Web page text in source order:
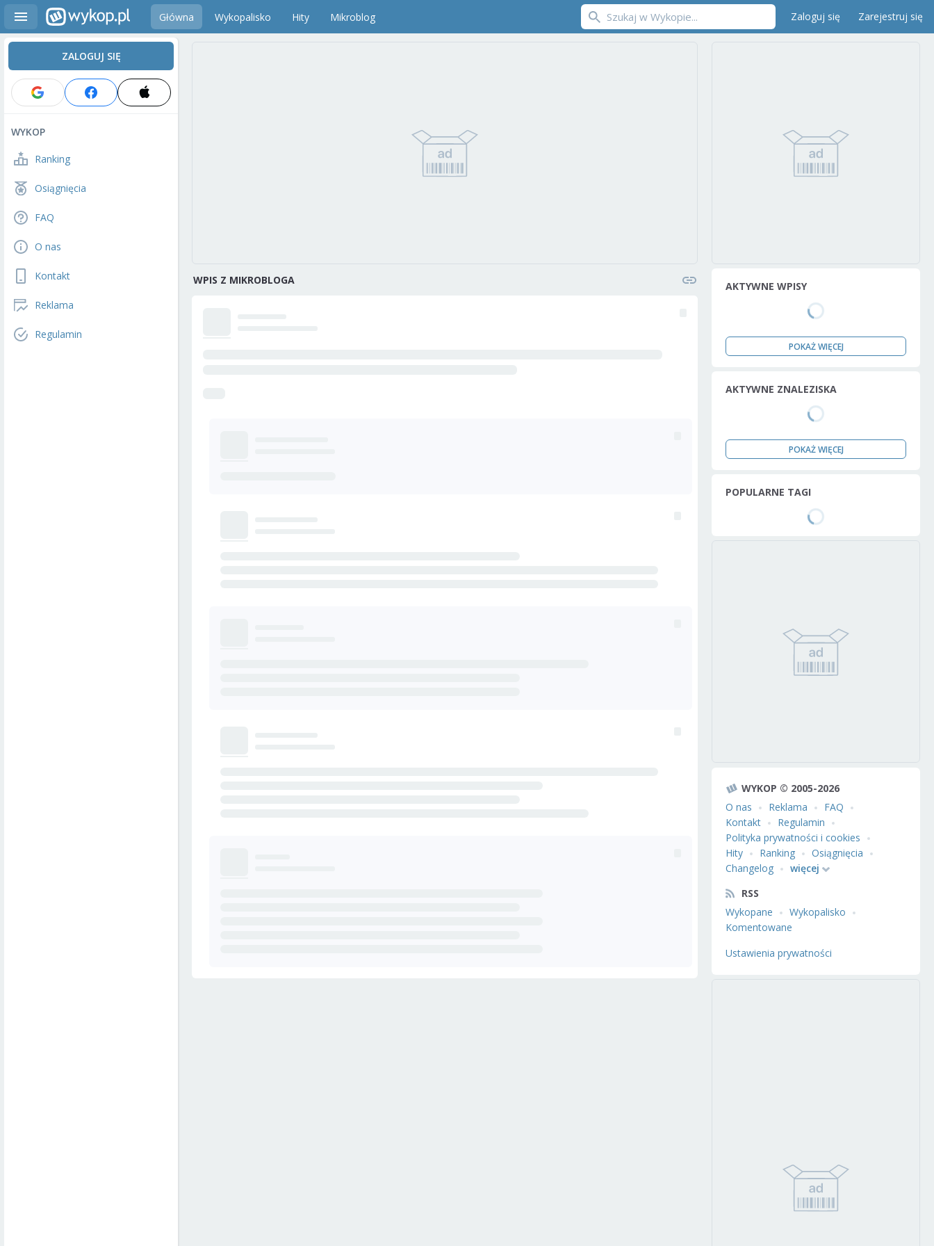
Główna Wykopalisko Hity Mikroblog Zaloguj się Zarejestruj się
ZALOGUJ SIĘ
WYKOP
Ranking
Osiągnięcia
FAQ
O nas
Kontakt
Reklama
Regulamin
WPIS Z MIKROBLOGA AKTYWNE WPISY
POKAŻ WIĘCEJ
AKTYWNE ZNALEZISKA
POKAŻ WIĘCEJ
POPULARNE TAGI
WYKOP © 2005-2026
O nas
Reklama
FAQ
Kontakt
Regulamin
Polityka prywatności i cookies
Hity
Ranking
Osiągnięcia
Changelog
więcej
RSS
Wykopane
Wykopalisko
Komentowane
Ustawienia prywatności